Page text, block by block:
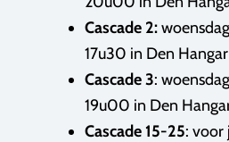
Cascade 2:
17u30 in Den
Cascade 3:
19u00 in Den
Cascade 15-25: voor